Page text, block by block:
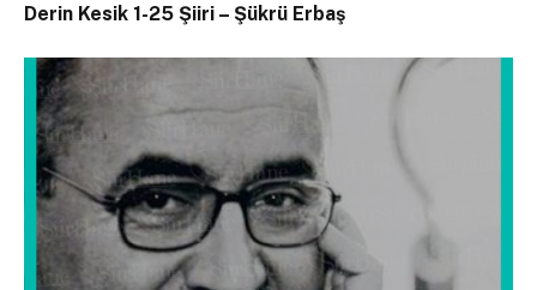
Derin Kesik 1-25 Şiiri – Şükrü Erbaş